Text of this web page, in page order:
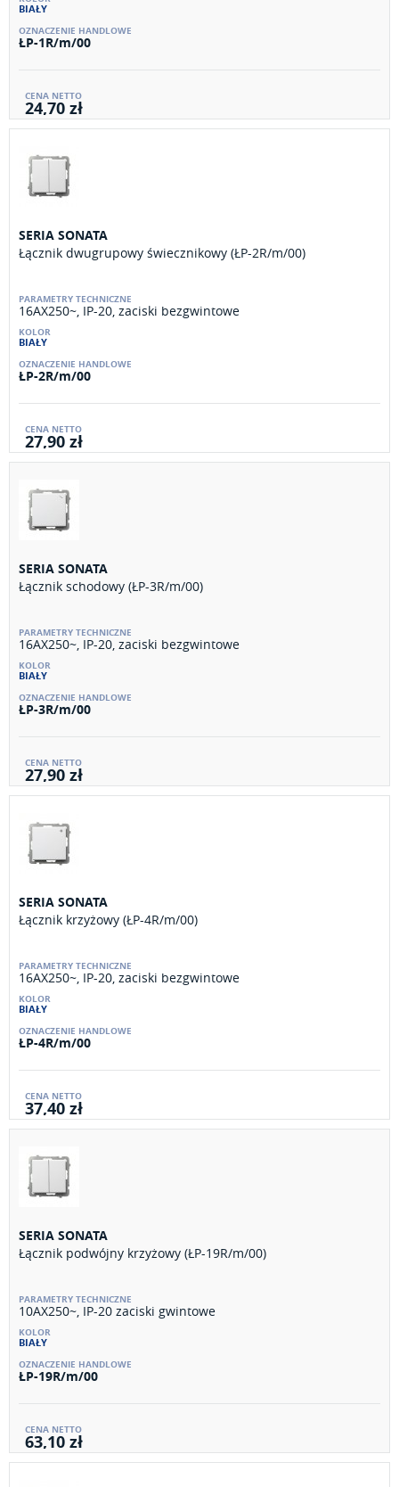
BIAŁY
ŁP-1R/m/00
24,70 zł
SERIA SONATA
Łącznik dwugrupowy świecznikowy (ŁP-2R/m/00)
16AX250~, IP-20, zaciski bezgwintowe
BIAŁY
ŁP-2R/m/00
27,90 zł
SERIA SONATA
Łącznik schodowy (ŁP-3R/m/00)
16AX250~, IP-20, zaciski bezgwintowe
BIAŁY
ŁP-3R/m/00
27,90 zł
SERIA SONATA
Łącznik krzyżowy (ŁP-4R/m/00)
16AX250~, IP-20, zaciski bezgwintowe
BIAŁY
ŁP-4R/m/00
37,40 zł
SERIA SONATA
Łącznik podwójny krzyżowy (ŁP-19R/m/00)
10AX250~, IP-20 zaciski gwintowe
BIAŁY
ŁP-19R/m/00
63,10 zł